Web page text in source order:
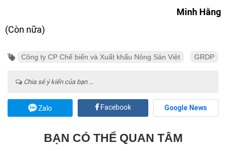
Minh Hằng
(Còn nữa)
Công ty CP Chế biến và Xuất khẩu Nông Sản Việt GRDP
Chia sẻ ý kiến của bạn ...
Zalo Facebook Google News
BẠN CÓ THỂ QUAN TÂM